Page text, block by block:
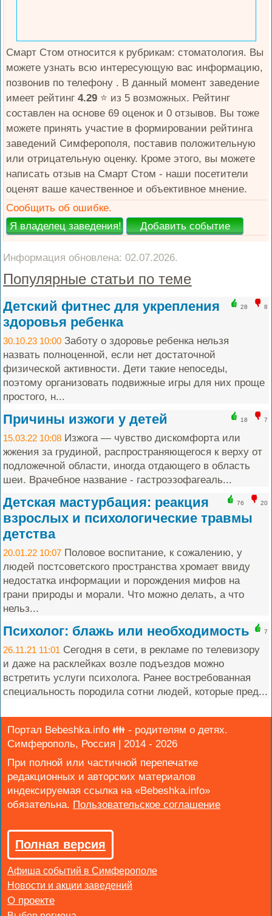
Смарт Стом относится к рубрикам: стоматология. Вы
можете узнать всю интересующую вас информацию,
позвонив по телефону . В данный момент заведение
имеет рейтинг4.29 ⭐️ из 5 возможных. Рейтинг
составлен на основе 69 оценок и 0 отзывов. Вы тоже
можете принять участие в формировании рейтинга
заведений Симферополя, поставив положительную
или отрицательную оценку. Кроме этого, вы можете
написать отзыв на Смарт Стом - наши посетители
оценят ваше качественное и объективное мнение.
Сообщить об ошибке.
Информация обновлена: 02.07.2026.
Популярные статьи по теме
28 8
Детский фитнес для укрепления
здоровья ребенка
30.10.23 10:00 Заботу о здоровье ребенка нельзя
назвать полноценной, если нет достаточной
физической активности. Дети такие непоседы,
поэтому организовать подвижные игры для них проще
простого, н...
18 7
Причины изжоги у детей
15.03.22 10:08 Изжога — чувство дискомфорта или
жжения за грудиной, распространяющегося к верху от
подложечной области, иногда отдающего в область
шеи. Врачебное название - гастроэзофагеаль...
76 20
Детская мастурбация: реакция
взрослых и психологические травмы
детства
20.01.22 10:07 Половое воспитание, к сожалению, у
людей постсоветского пространства хромает ввиду
недостатка информации и порождения мифов на
грани природы и морали. Что можно делать, а что
нельз...
7
Психолог: блажь или необходимость
26.11.21 11:01 Сегодня в сети, в рекламе по телевизору
и даже на расклейках возле подъездов можно
встретить услуги психолога. Ранее востребованная
специальность породила сотни людей, которые пред...
Портал Bebeshka.info 👪 - родителям о детях.
Симферополь, Россия | 2014 - 2026
При полной или частичной перепечатке
редакционных и авторских материалов
индексируемая ссылка на «Bebeshka.info»
обязательна.
Полная версия
Афиша событий в Симферополе
Новости и акции заведений